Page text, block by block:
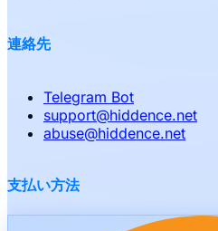
連絡先
Telegram Bot
support@hiddence.net
abuse@hiddence.net
支払い方法